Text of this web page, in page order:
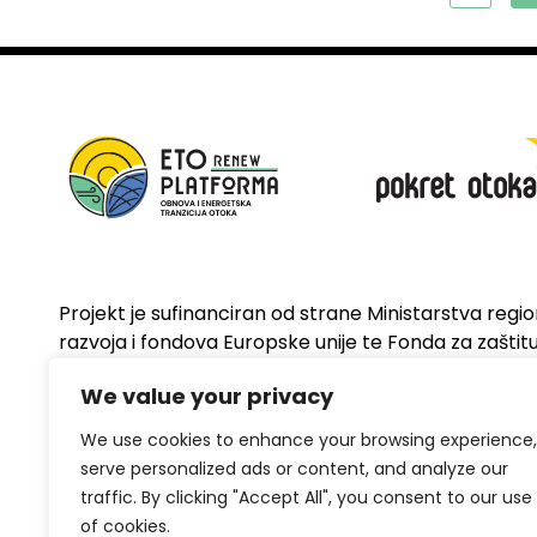
We value your privacy
We use cookies to enhance your browsing experience,
serve personalized ads or content, and analyze our
traffic. By clicking "Accept All", you consent to our use
of cookies.
Projekt je sufinanciran od strane Ministarstva
razvoja i fondova Europske unije te Fonda za